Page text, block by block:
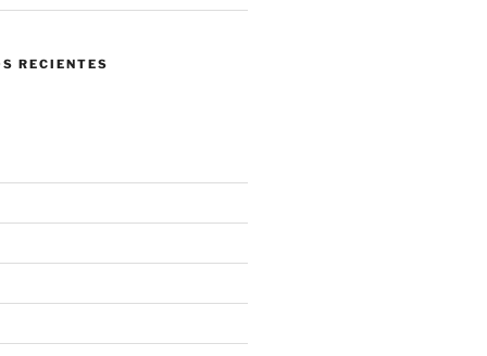
RECIENTES